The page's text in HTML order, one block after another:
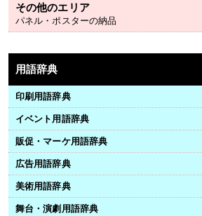
その他のエリア
パネル・ポスターの納品
用語辞典
印刷用語辞典
イベント用語辞典
販促・マーケ用語辞典
広告用語辞典
美術用語辞典
舞台・演劇用語辞典